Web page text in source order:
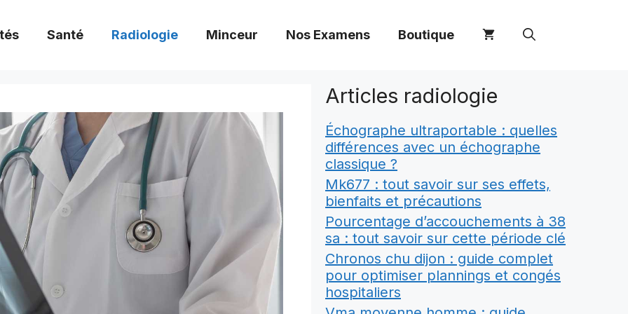
Santé Radiologie Minceur Nos Examens Boutique
Articles radiologie
Échographe ultraportable : quelles
différences avec un échographe
classique ?
Mk677 : tout savoir sur ses effets,
bienfaits et précautions
Pourcentage d’accouchements à 38
sa : tout savoir sur cette période clé
Chronos chu dijon : guide complet
pour optimiser plannings et congés
hospitaliers